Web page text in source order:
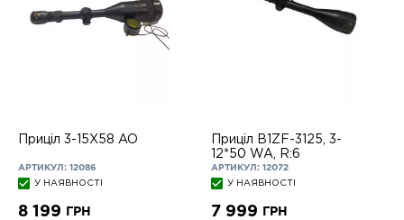
Приціл 3-15X58 AO
АРТИКУЛ: 12086
У НАЯВНОСТІ
8 199 ГРН
Приціл B1ZF-3125, 3-
12*50 WA, R:6
АРТИКУЛ: 12072
У НАЯВНОСТІ
7 999 ГРН